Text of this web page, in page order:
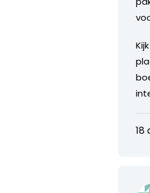
18